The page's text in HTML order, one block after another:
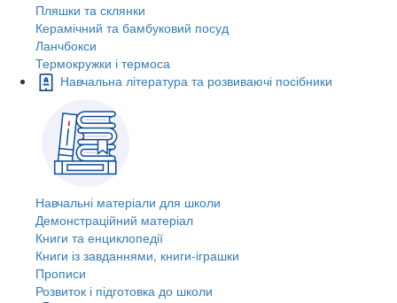
Пляшки та склянки
Керамічний та бамбуковий посуд
Ланчбокси
Термокружки і термоса
Навчальна література та розвиваючі посібники
Навчальні матеріали для школи
Демонстраційний матеріал
Книги та енциклопедії
Книги із завданнями, книги-іграшки
Прописи
Розвиток і підготовка до школи